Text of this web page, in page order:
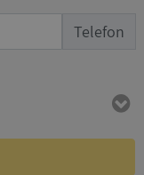
Telefon